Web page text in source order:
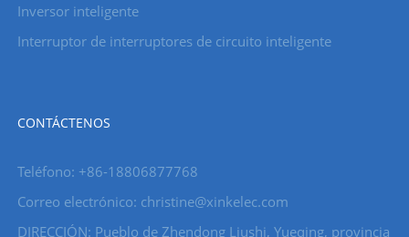
Inversor inteligente
Interruptor de interruptores de circuito inteligente
CONTÁCTENOS
Teléfono: +86-18806877768
Correo electrónico: christine@xinkelec.com
DIRECCIÓN: Pueblo de Zhendong Liushi, Yueqing, provincia